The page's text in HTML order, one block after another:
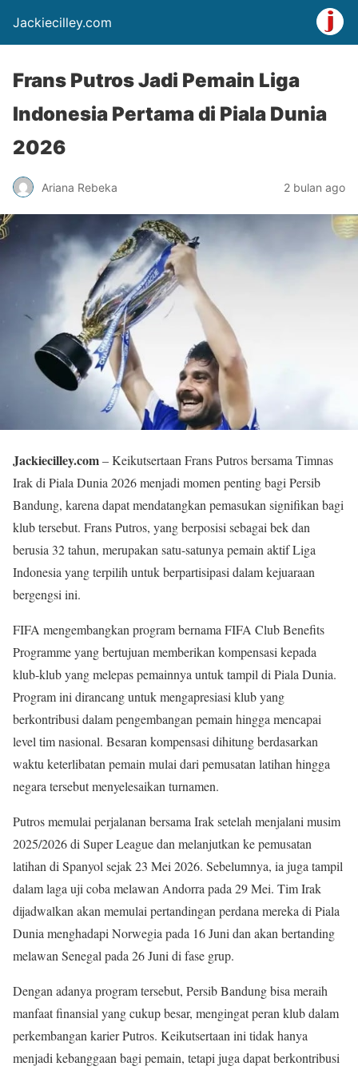
Jackiecilley.com
Frans Putros Jadi Pemain Liga
Indonesia Pertama di Piala Dunia
2026
Ariana Rebeka 2 bulan ago
Jackiecilley.com– Keikutsertaan Frans Putros bersama Timnas
Irak di Piala Dunia 2026 menjadi momen penting bagi Persib
Bandung, karena dapat mendatangkan pemasukan signifikan bagi
klub tersebut. Frans Putros, yang berposisi sebagai bek dan
berusia 32 tahun, merupakan satu-satunya pemain aktif Liga
Indonesia yang terpilih untuk berpartisipasi dalam kejuaraan
bergengsi ini.
FIFA mengembangkan program bernama FIFA Club Benefits
Programme yang bertujuan memberikan kompensasi kepada
klub-klub yang melepas pemainnya untuk tampil di Piala Dunia.
Program ini dirancang untuk mengapresiasi klub yang
berkontribusi dalam pengembangan pemain hingga mencapai
level tim nasional. Besaran kompensasi dihitung berdasarkan
waktu keterlibatan pemain mulai dari pemusatan latihan hingga
negara tersebut menyelesaikan turnamen.
Putros memulai perjalanan bersama Irak setelah menjalani musim
2025/2026 di Super League dan melanjutkan ke pemusatan
latihan di Spanyol sejak 23 Mei 2026. Sebelumnya, ia juga tampil
dalam laga uji coba melawan Andorra pada 29 Mei. Tim Irak
dijadwalkan akan memulai pertandingan perdana mereka di Piala
Dunia menghadapi Norwegia pada 16 Juni dan akan bertanding
melawan Senegal pada 26 Juni di fase grup.
Dengan adanya program tersebut, Persib Bandung bisa meraih
manfaat finansial yang cukup besar, mengingat peran klub dalam
perkembangan karier Putros. Keikutsertaan ini tidak hanya
menjadi kebanggaan bagi pemain, tetapi juga dapat berkontribusi